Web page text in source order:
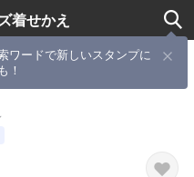
着せかえ
ワードで新しいスタンプに
！